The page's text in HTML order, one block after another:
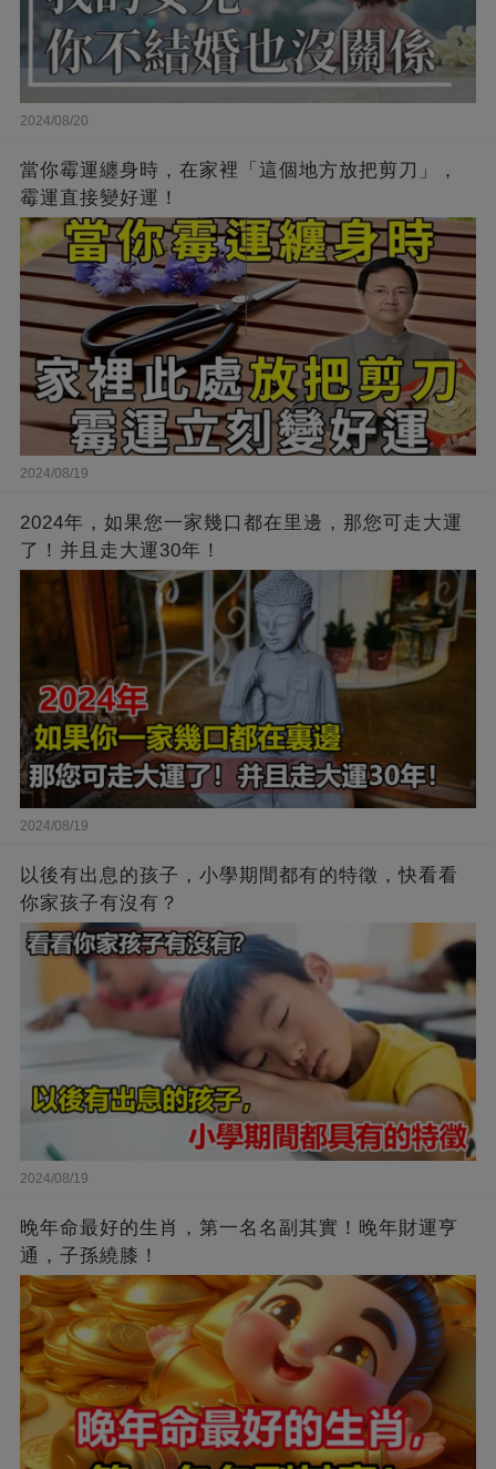
2024/08/20
當你霉運纏身時，在家裡「這個地方放把剪刀」，
霉運直接變好運！
2024/08/19
2024年，如果您一家幾口都在里邊，那您可走大運
了！并且走大運30年！
2024/08/19
以後有出息的孩子，小學期間都有的特徵，快看看
你家孩子有沒有？
2024/08/19
晚年命最好的生肖，第一名名副其實！晚年財運亨
通，子孫繞膝！